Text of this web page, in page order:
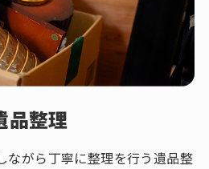
品整理
ながら丁寧に整理を行う遺品整